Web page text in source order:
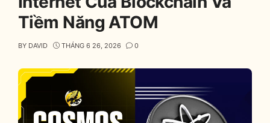
Tiềm Năng ATOM
BY DAVID THÁNG 6 26, 2026 0